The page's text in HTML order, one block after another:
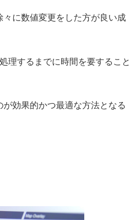
に数値変更をした方が良い成
理するまでに時間を要すること
効果的かつ最適な方法となる